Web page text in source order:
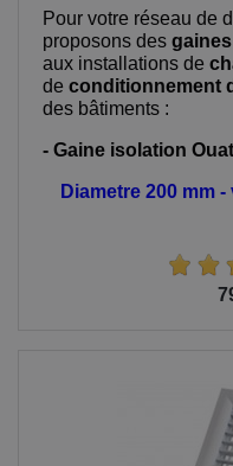
Pour votre réseau de
proposons des
aux installations de
de conditionnement
des bâtiments :
- Gaine isolation
Diametre 200 mm